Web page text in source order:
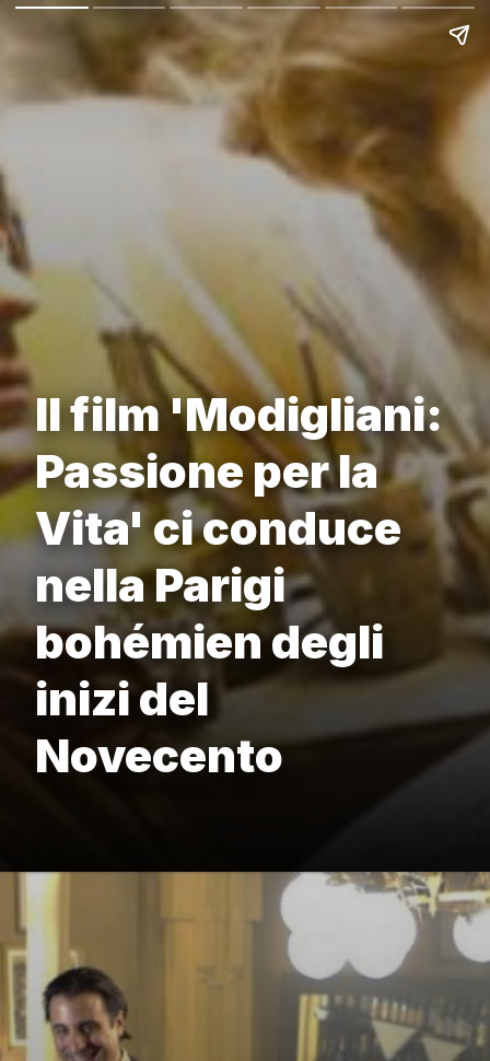
Il film 'Modigliani:
Passione per la
Vita' ci conduce
nella Parigi
bohémien degli
inizi del
Novecento